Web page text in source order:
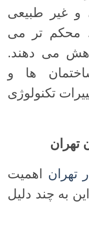
و غیر طبیعی
محکم تر می
می دهند.
ها و
تکنولوژی
تهران
تهران اهمیت
به چند دلیل